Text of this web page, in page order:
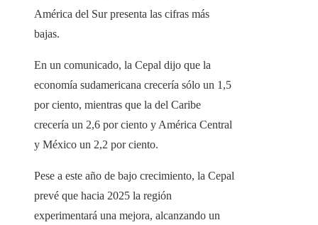
América del Sur presenta las cifras más
bajas.
En un comunicado, la Cepal dijo que la
economía sudamericana crecería sólo un 1,5
por ciento, mientras que la del Caribe
crecería un 2,6 por ciento y América Central
y México un 2,2 por ciento.
Pese a este año de bajo crecimiento, la Cepal
prevé que hacia 2025 la región
experimentará una mejora, alcanzando un